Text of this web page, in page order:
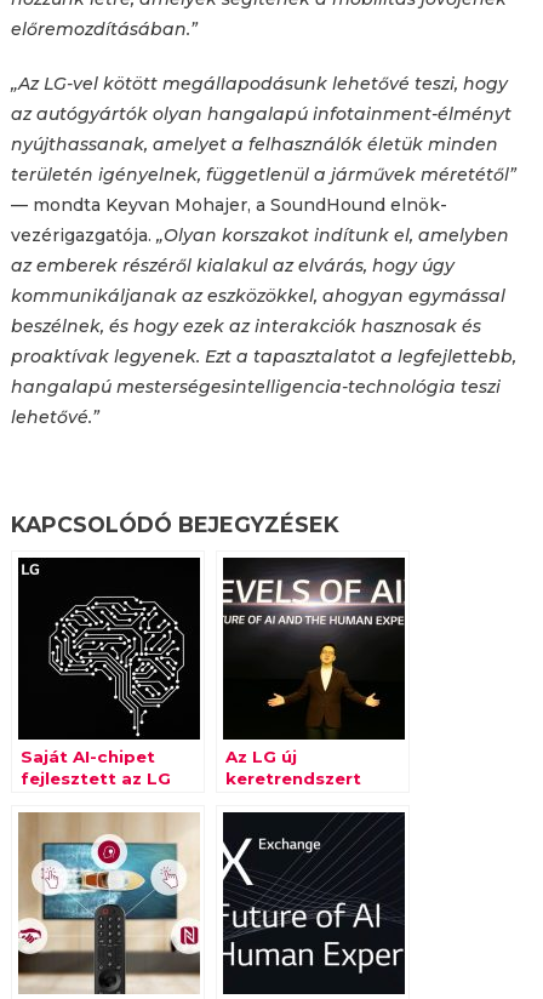
előremozdításában.”
„Az LG-vel kötött megállapodásunk lehetővé teszi, hogy
az autógyártók olyan hangalapú infotainment-élményt
nyújthassanak, amelyet a felhasználók életük minden
területén igényelnek, függetlenül a járművek méretétől”
— mondta Keyvan Mohajer, a SoundHound elnök-
vezérigazgatója. „Olyan korszakot indítunk el, amelyben
az emberek részéről kialakul az elvárás, hogy úgy
kommunikáljanak az eszközökkel, ahogyan egymással
beszélnek, és hogy ezek az interakciók hasznosak és
proaktívak legyenek. Ezt a tapasztalatot a legfejlettebb,
hangalapú mesterségesintelligencia-technológia teszi
lehetővé.”
KAPCSOLÓDÓ BEJEGYZÉSEK
Saját AI-chipet
fejlesztett az LG
Az LG új
keretrendszert
en a mesterséges
intelligencia
továbbfejlesztéséhez